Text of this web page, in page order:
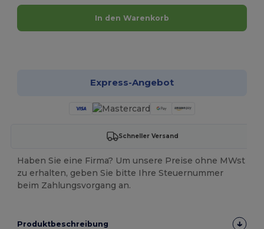
In den Warenkorb
Express-Angebot
Schneller Versand
Haben Sie eine Firma? Um unsere Preise ohne MWst
zu erhalten, geben Sie bitte Ihre Steuernummer
beim Zahlungsvorgang an.
Produktbeschreibung